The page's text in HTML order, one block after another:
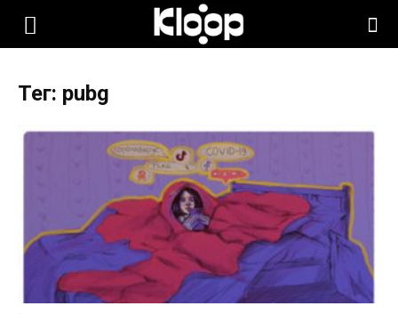
KLOOP.KG
Кыргызстана
Тег: pubg